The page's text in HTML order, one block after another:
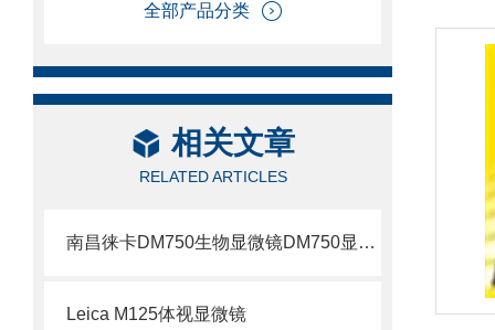
全部产品分类
相关文章
RELATED ARTICLES
南昌徕卡DM750生物显微镜DM750显微镜
Leica M125体视显微镜